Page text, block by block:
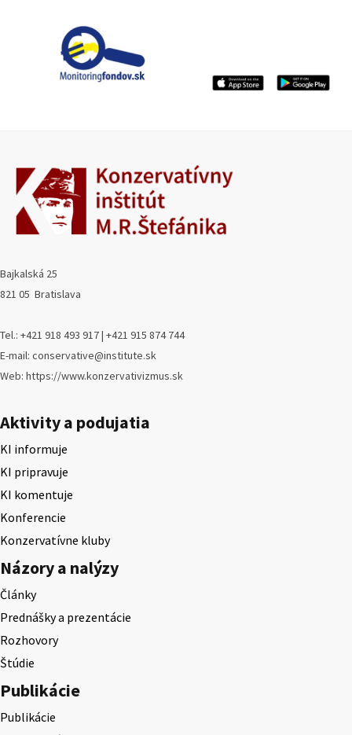
Bajkalská 25
821 05 Bratislava
Tel.: +421 918 493 917 | +421 915 874 744
E-mail: conservative@institute.sk
Web: https://www.konzervativizmus.sk
Aktivity a podujatia
KI informuje
KI pripravuje
KI komentuje
Konferencie
Konzervatívne kluby
Názory a nalýzy
Články
Prednášky a prezentácie
Rozhovory
Štúdie
Publikácie
Publikácie